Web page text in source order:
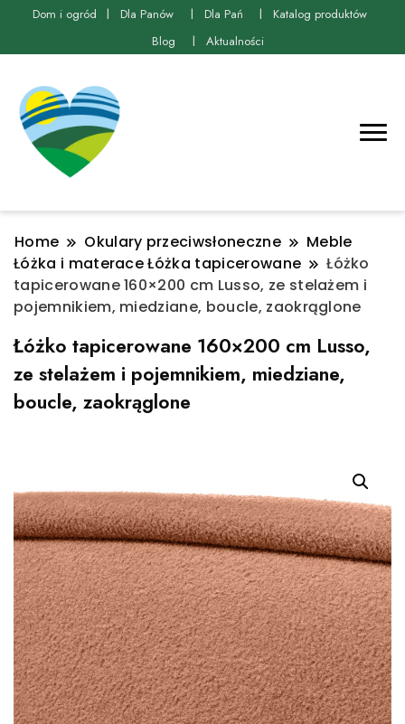
Dom i ogród Dla Panów Dla Pań
Katalog produktów
Blog
Aktualności
Home Okulary przeciwsłoneczne
Meble
Łóżka i materace Łóżka tapicerowane
Łóżko
tapicerowane 160×200 cm Lusso, ze stelażem i
pojemnikiem, miedziane, boucle, zaokrąglone
Łóżko tapicerowane 160×200 cm Lusso,
ze stelażem i pojemnikiem, miedziane,
boucle, zaokrąglone